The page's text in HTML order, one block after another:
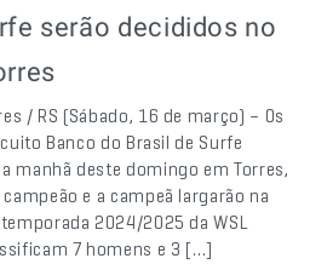
serão decididos no
/ RS (Sábado, 16 de março) – Os
Banco do Brasil de Surfe
manhã deste domingo em Torres,
campeão e a campeã largarão na
2024/2025 da WSL
7 homens e 3 […]